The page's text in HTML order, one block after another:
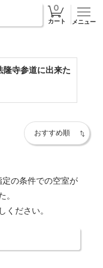
カート メニュー
隆寺参道に出来た
の条件での空室が
。
ください。